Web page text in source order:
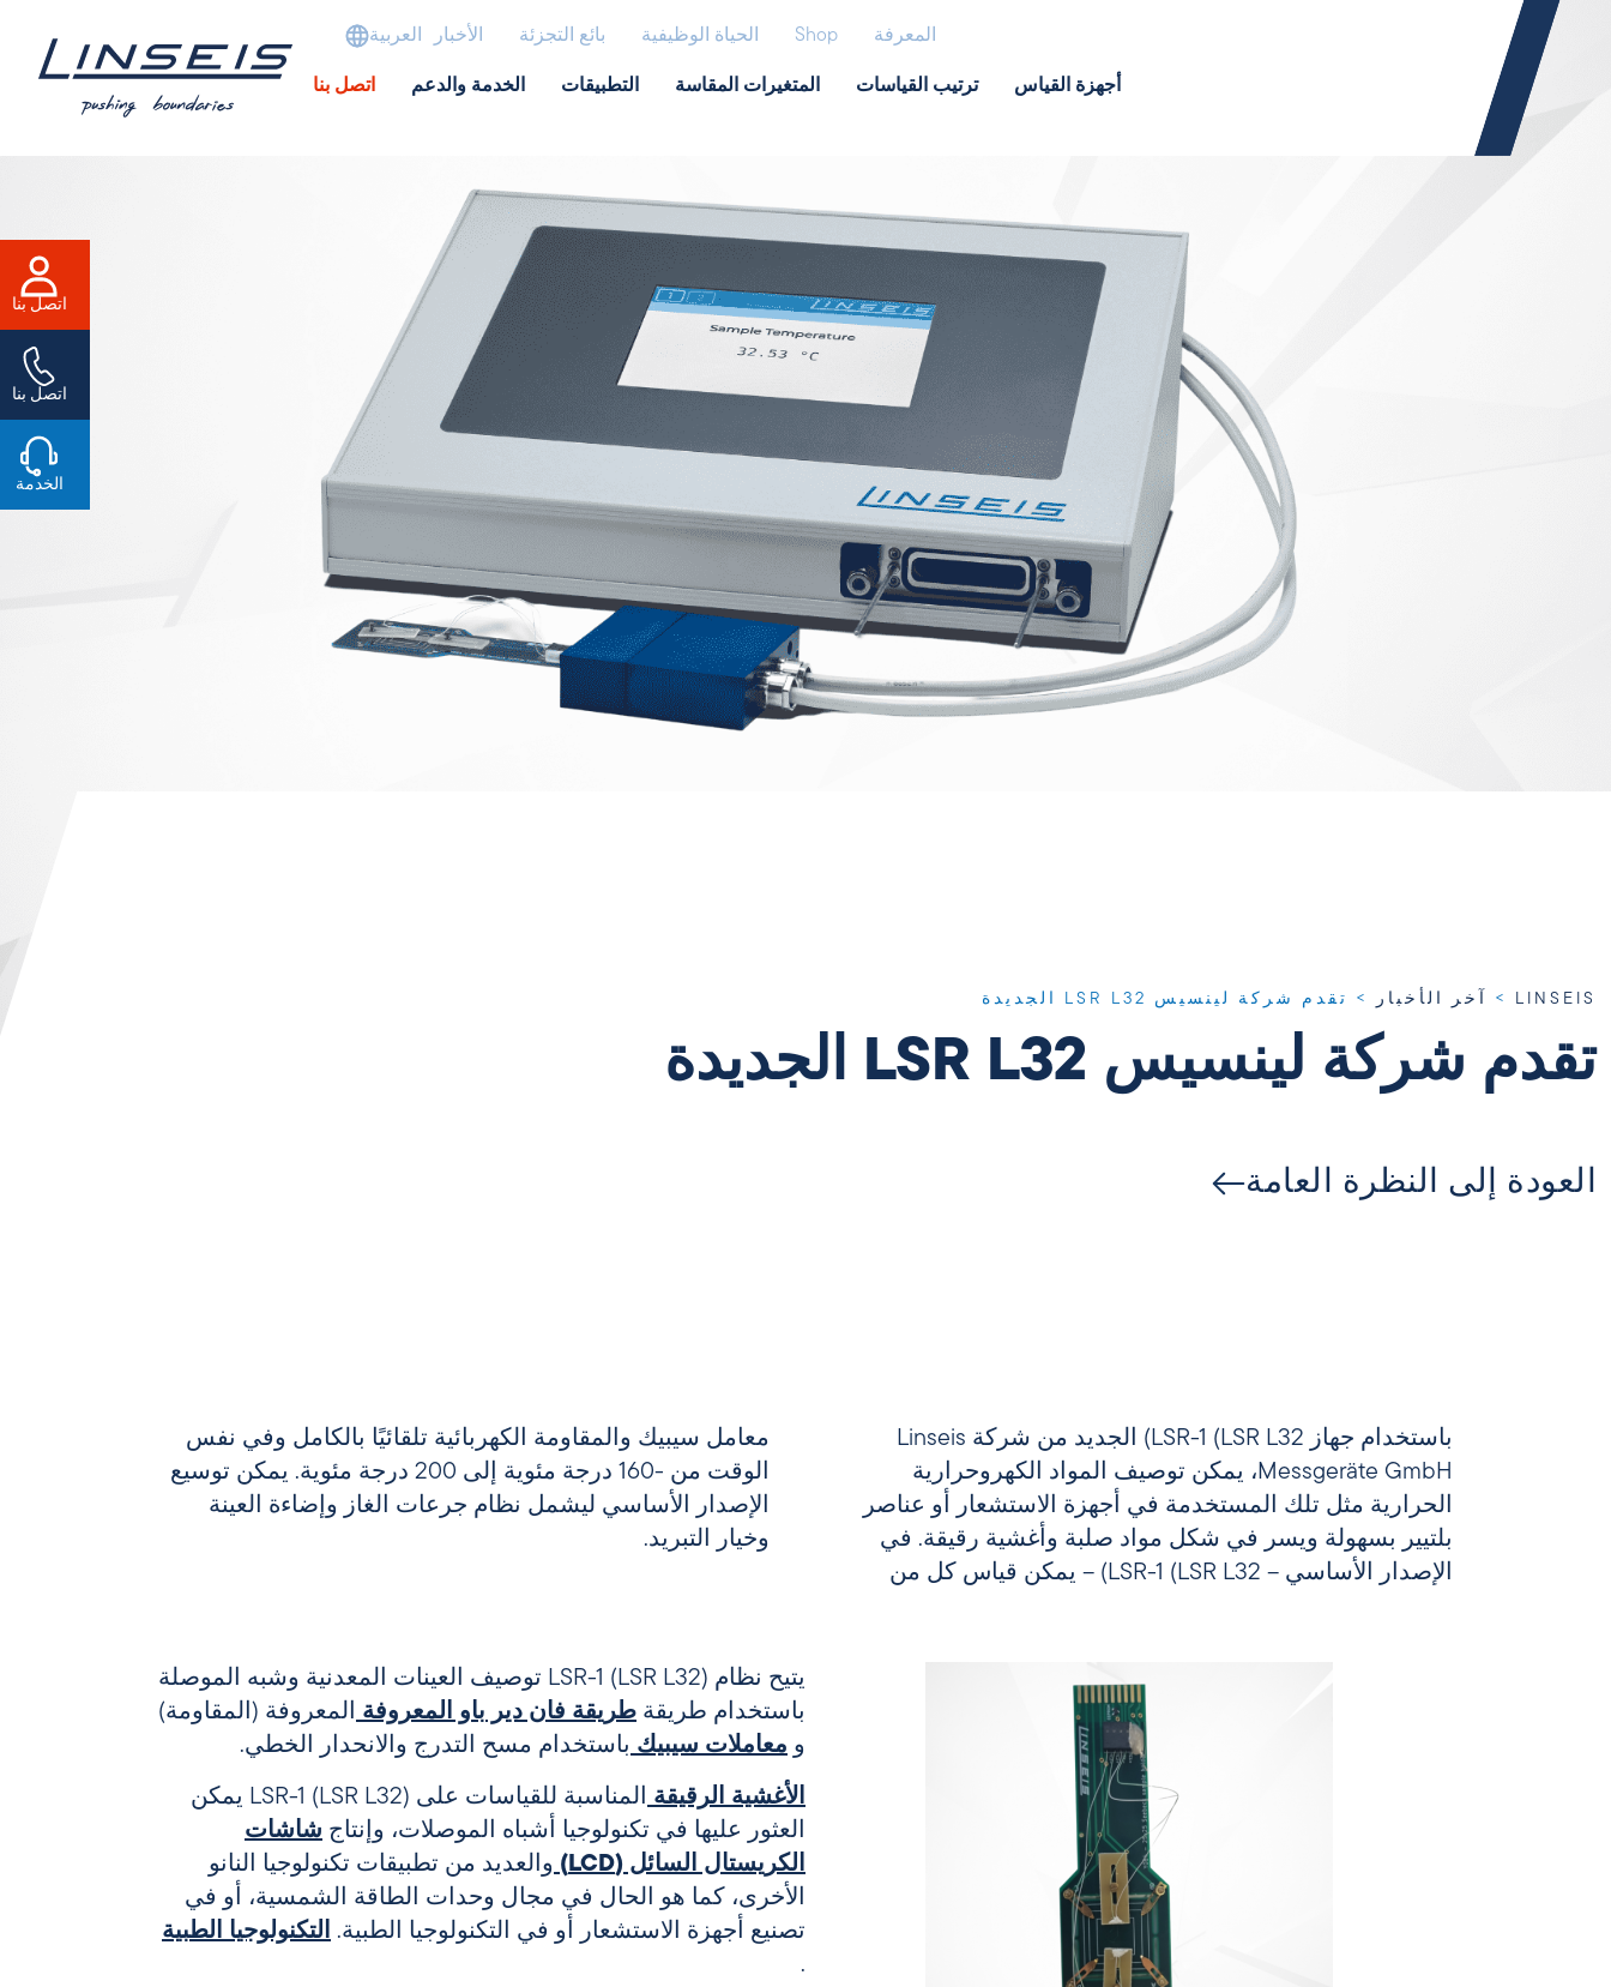
المعرفة Shop الحياة الوظيفية بائع التجزئة الأخبار العربية
أجهزة القياس ترتيب القياسات المتغيرات المقاسة التطبيقات الخدمة والدعم اتصل بنا
LINSEIS
> آخر الأخبار > تقدم شركة لينسيس LSR L32 الجديدة
تقدم شركة لينسيس LSR L32 الجديدة
العودة إلى النظرة العامة
باستخدام جهاز LSR-1 (LSR L32) الجديد من شركة Linseis
Messgeräte GmbH، يمكن توصيف المواد الكهروحرارية
الحرارية مثل تلك المستخدمة في أجهزة الاستشعار أو عناصر
بلتيير بسهولة ويسر في شكل مواد صلبة وأغشية رقيقة. في
الإصدار الأساسي – LSR-1 (LSR L32) – يمكن قياس كل من
معامل سيبيك والمقاومة الكهربائية تلقائيًا بالكامل وفي نفس
الوقت من -160 درجة مئوية إلى 200 درجة مئوية. يمكن توسيع
الإصدار الأساسي ليشمل نظام جرعات الغاز وإضاءة العينة
وخيار التبريد.
يتيح نظام LSR-1 (LSR L32) توصيف العينات المعدنية وشبه الموصلة
باستخدام طريقة طريقة فان دير باو المعروفة المعروفة (المقاومة)
و معاملات سيبيك باستخدام مسح التدرج والانحدار الخطي.
الأغشية الرقيقة
المناسبة للقياسات على LSR-1 (LSR L32) يمكن
العثور عليها في تكنولوجيا أشباه الموصلات، وإنتاج شاشات
الكريستال السائل (LCD)
والعديد من تطبيقات تكنولوجيا النانو
الأخرى، كما هو الحال في مجال وحدات الطاقة الشمسية، أو في
تصنيع أجهزة الاستشعار أو في التكنولوجيا الطبية.
التكنولوجيا الطبية
.
اتصل بنا
اتصل بنا
الخدمة